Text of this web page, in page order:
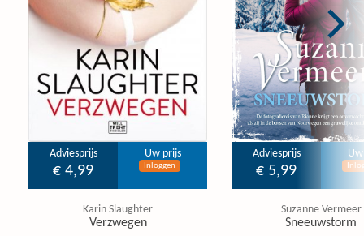
Adviesprijs
€ 4,99
Uw prijs
Inloggen
Karin Slaughter
Verzwegen
Adviesprijs
€ 5,99
Suzanne Vermeer
Sneeuwstorm